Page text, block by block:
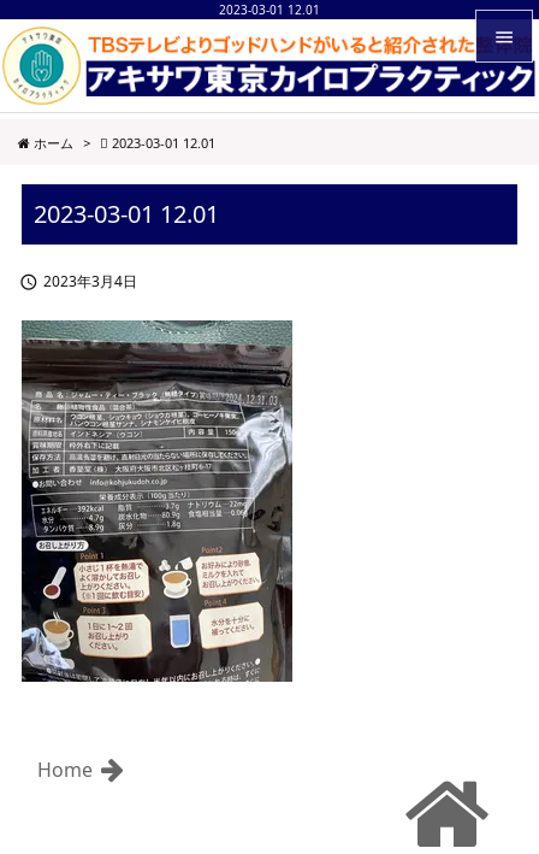
2023-03-01 12.01


メニュ
ホーム > 2023-03-01 12.01
2023-03-01 12.01
 2023年3月4日
Home